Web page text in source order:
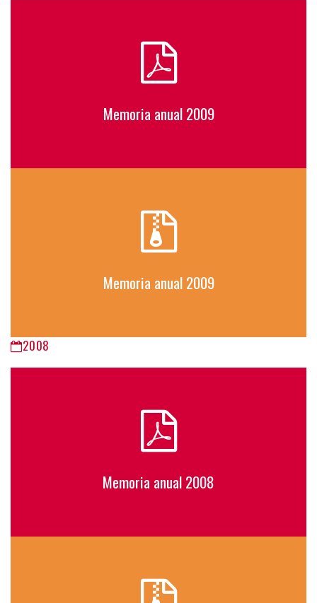
Memoria anual 2009
Memoria anual 2009
2008
Memoria anual 2008